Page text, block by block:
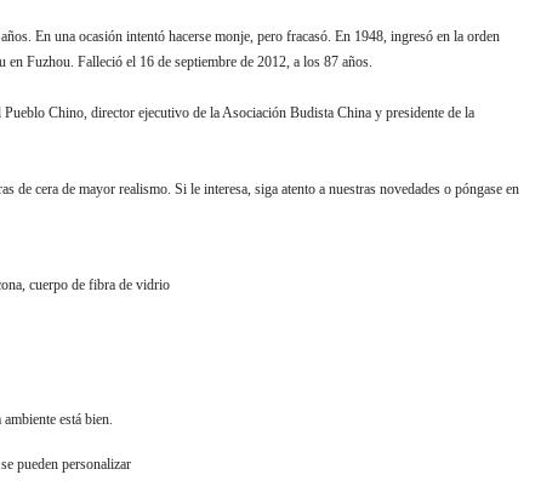
En una ocasión intentó hacerse monje, pero fracasó. En 1948, ingresó en la orden
Fuzhou. Falleció el 16 de septiembre de 2012, a los 87 años.
Chino, director ejecutivo de la Asociación Budista China y presidente de la
cera de mayor realismo. Si le interesa, siga atento a nuestras novedades o póngase en
cuerpo de fibra de vidrio
está bien.
pueden personalizar